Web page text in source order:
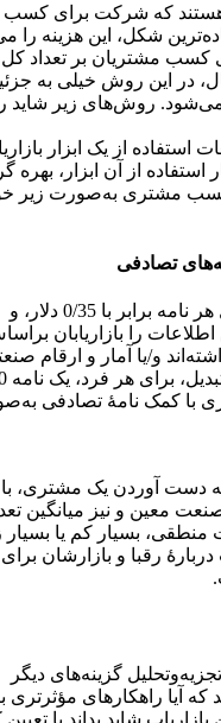
که شرکت برای کسب
شکل، این هزینه را
کسب مشتریان بر تعداد کل
در این روش خیلی به
روش‌های زیر شاید
از یک ابزار
از آن ابزار، بهره
مشتری به‌صورت زیر
تصادفی
حال بیایید فرض کنیم که هزینۀ ارسال هر نامه برابر با 0/35 دلار، و
را بازاریابان
و/یا آمار و ارقام
استخراج
با کمک نامۀ تصادفی
جذب و به دست آوردن یک مشتری،
معین و نیز میانگین
بسیار کم یا بسیار
رقبا و بازارشان برای
گزینه‌های دیگر
که آیا راهکارهای مؤثرتری
شاید بداند یا تعیین